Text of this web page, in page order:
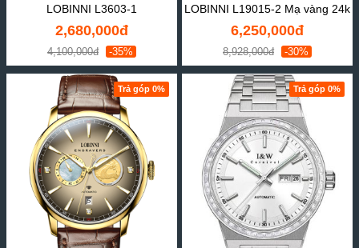
LOBINNI L3603-1
2,680,000đ
4,100,000đ -35%
LOBINNI L19015-2 Mạ vàng 24k
6,250,000đ
8,928,000đ -30%
Trả góp 0% Trả góp 0%